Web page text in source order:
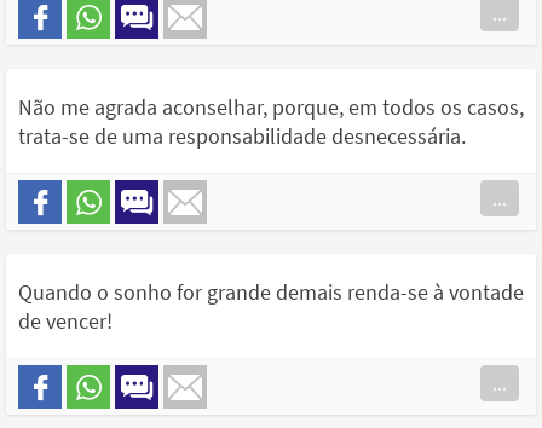
...
Não me agrada aconselhar, porque, em todos os casos,
trata-se de uma responsabilidade desnecessária.
...
Quando o sonho for grande demais renda-se à vontade
de vencer!
...